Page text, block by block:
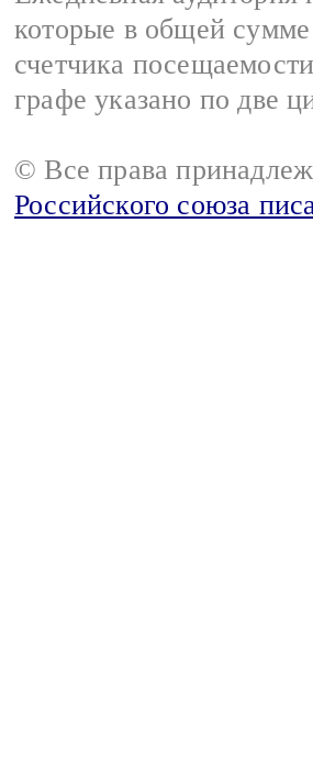
которые в общей
счетчика
графе указано по две
© Все права
Российского союза